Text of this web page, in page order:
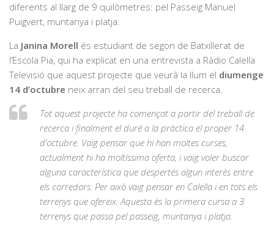
diferents al llarg de 9 quilòmetres: pel Passeig Manuel
Puigvert, muntanya i platja.
La Janina Morell és estudiant de segon de Batxillerat de
l’Escola Pia, qui ha explicat en una entrevista a Ràdio Calella
Televisió que aquest projecte que veurà la llum el diumenge
14 d’octubre neix arran del seu treball de recerca.
Tot aquest projecte ha començat a partir del treball de
recerca i finalment el duré a la pràctica el proper 14
d’octubre. Vaig pensar que hi han moltes curses,
actualment hi ha moltíssima oferta, i vaig voler buscar
alguna característica que despertés algun interès entre
els corredors. Per això vaig pensar en Calella i en tots els
terrenys que ofereix. Aquesta és la primera cursa a 3
terrenys que passa pel passeig, muntanya i platja.